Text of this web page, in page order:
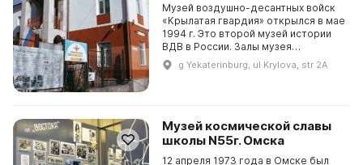
Музей воздушно-десантных войск
«Крылатая гвардия» открылся в мае
1994 г. Это второй музей истории
ВДВ в России. Залы музея
оформлены в нетрадиционном
(авангардном) стиле с
g Yekaterinburg, ul Krylova, str 2A
Музей космической славы
школы N55г. Омска
12 апреля 1973 года в Омске был